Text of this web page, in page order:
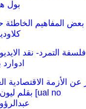
بول
بعض المفاهيم الخاطئة
فلسفة التمرد- نقد
ual no] بقلم ليون تروتسكي.1921.